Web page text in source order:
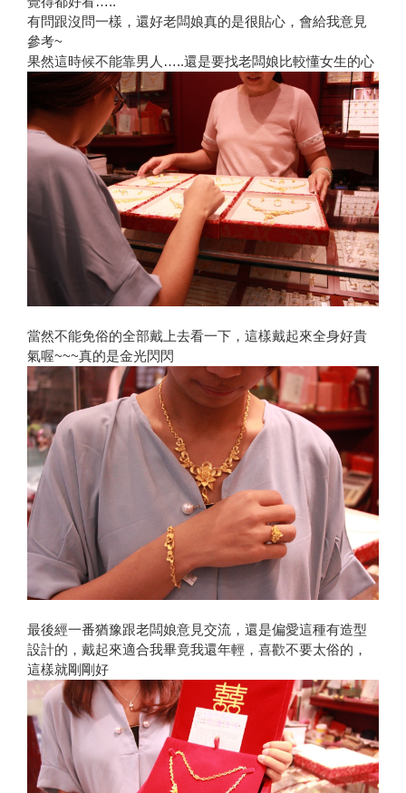
有問跟沒問一樣，還好老闆娘真的是很貼心，會給我意見
參考~
果然這時候不能靠男人…..還是要找老闆娘比較懂女生的心
當然不能免俗的全部戴上去看一下，這樣戴起來全身好貴
氣喔~~~真的是金光閃閃
最後經一番猶豫跟老闆娘意見交流，還是偏愛這種有造型
設計的，戴起來適合我畢竟我還年輕，喜歡不要太俗的，
這樣就剛剛好